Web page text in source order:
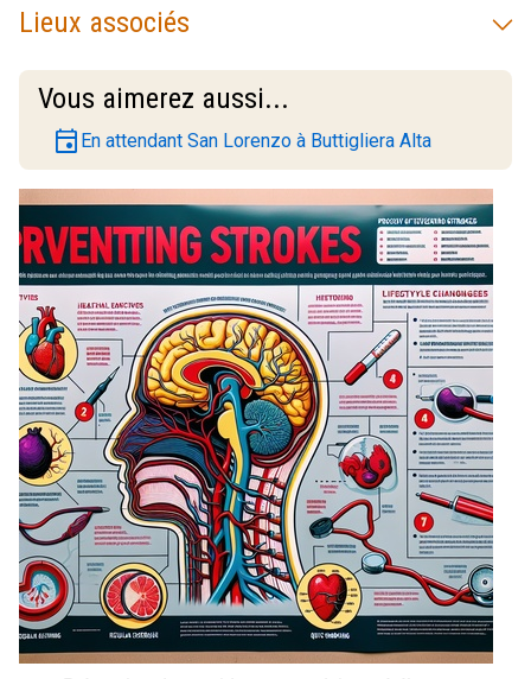
Lieux associés
Vous aimerez aussi...
event En attendant San Lorenzo à Buttigliera Alta